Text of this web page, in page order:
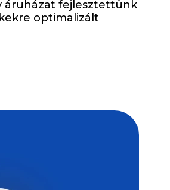
áruházat fejlesztettünk
optimalizált